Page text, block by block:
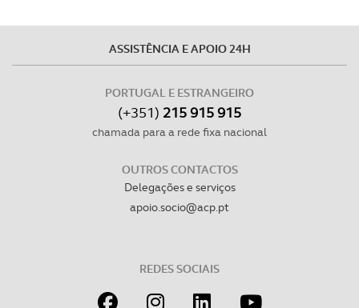
ASSISTÊNCIA E APOIO 24H
PORTUGAL E ESTRANGEIRO
(+351) 215 915 915
chamada para a rede fixa nacional
OUTROS CONTACTOS
Delegações e serviços
apoio.socio@acp.pt
REDES SOCIAIS